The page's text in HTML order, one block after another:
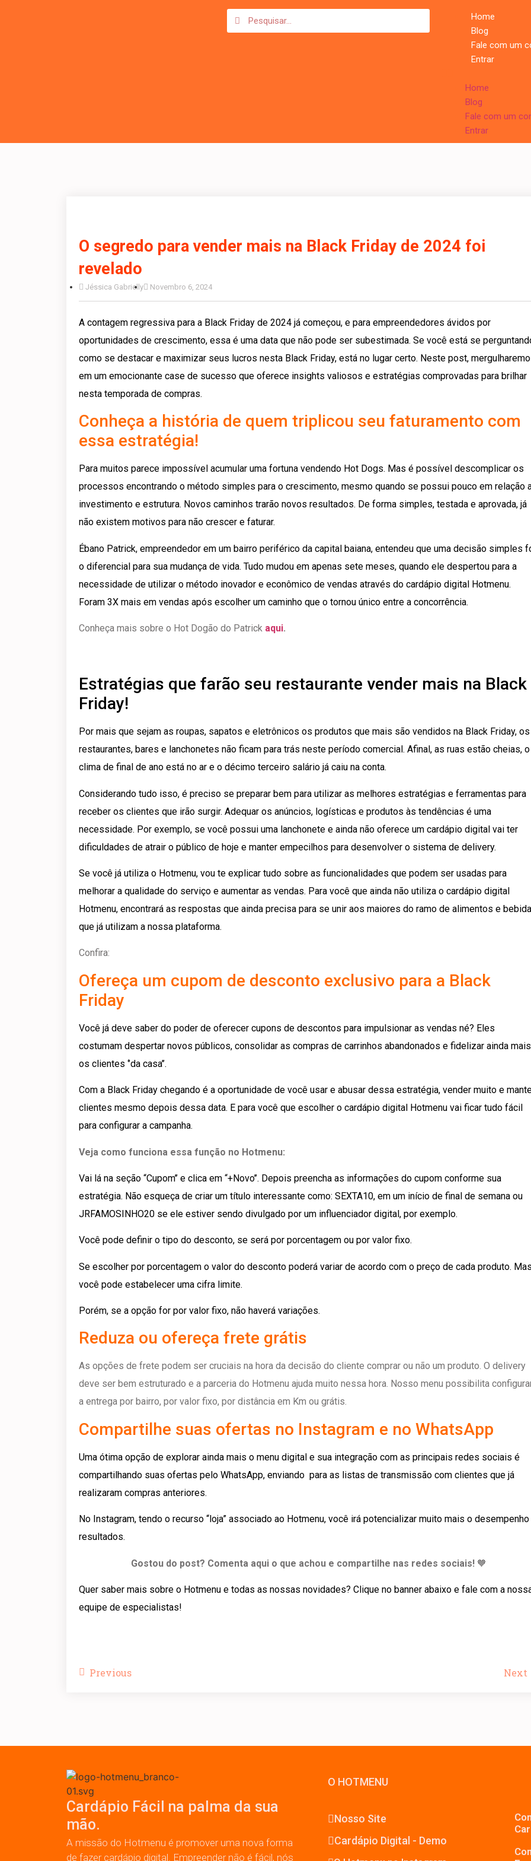
Home
Blog
Fale com um
Entrar
Home
Blog
Fale com um
Entrar
O segredo para vender mais na Black Friday de 2024 foi
revelado
Jéssica Gabrielly Novembro 6, 2024
A contagem regressiva para a Black Friday de 2024 já começou, e para empreendedores ávidos por
oportunidades de crescimento, essa é uma data que não pode ser subestimada. Se você está se
como se destacar e maximizar seus lucros nesta Black Friday, está no lugar certo. Neste post,
em um emocionante case de sucesso que oferece insights valiosos e estratégias comprovadas para brilhar
nesta temporada de compras.
Conheça a história de quem triplicou seu faturamento com
essa estratégia!
Para muitos parece impossível acumular uma fortuna vendendo Hot Dogs. Mas é possível descomplicar os
processos encontrando o método simples para o crescimento, mesmo quando se possui pouco em relação
investimento e estrutura. Novos caminhos trarão novos resultados. De forma simples, testada e aprovada, já
não existem motivos para não crescer e faturar.
Ébano Patrick, empreendedor em um bairro periférico da capital baiana, entendeu que uma decisão simples
o diferencial para sua mudança de vida. Tudo mudou em apenas sete meses, quando ele despertou para a
necessidade de utilizar o método inovador e econômico de vendas através do cardápio digital Hotmenu.
Foram 3X mais em vendas após escolher um caminho que o tornou único entre a concorrência.
Conheça mais sobre o Hot Dogão do Patrick aqui.
Estratégias que farão seu restaurante vender mais na Black
Friday!
Por mais que sejam as roupas, sapatos e eletrônicos os produtos que mais são vendidos na Black Friday, os
restaurantes, bares e lanchonetes não ficam para trás neste período comercial. Afinal, as ruas estão cheias, o
clima de final de ano está no ar e o décimo terceiro salário já caiu na conta.
Considerando tudo isso, é preciso se preparar bem para utilizar as melhores estratégias e ferramentas para
receber os clientes que irão surgir. Adequar os anúncios, logísticas e produtos às tendências é uma
necessidade. Por exemplo, se você possui uma lanchonete e ainda não oferece um cardápio digital vai ter
dificuldades de atrair o público de hoje e manter empecilhos para desenvolver o sistema de delivery.
Se você já utiliza o Hotmenu, vou te explicar tudo sobre as funcionalidades que podem ser usadas para
melhorar a qualidade do serviço e aumentar as vendas. Para você que ainda não utiliza o cardápio digital
Hotmenu, encontrará as respostas que ainda precisa para se unir aos maiores do ramo de alimentos e
que já utilizam a nossa plataforma.
Confira:
Ofereça um cupom de desconto exclusivo para a Black
Friday
Você já deve saber do poder de oferecer cupons de descontos para impulsionar as vendas né? Eles
costumam despertar novos públicos, consolidar as compras de carrinhos abandonados e fidelizar ainda mais
os clientes ‘’da casa’’.
Com a Black Friday chegando é a oportunidade de você usar e abusar dessa estratégia, vender muito e
clientes mesmo depois dessa data. E para você que escolher o cardápio digital Hotmenu vai ficar tudo fácil
para configurar a campanha.
Veja como funciona essa função no Hotmenu:
Vai lá na seção “Cupom’’ e clica em “+Novo’’. Depois preencha as informações do cupom conforme sua
estratégia. Não esqueça de criar um título interessante como: SEXTA10, em um início de final de semana ou
JRFAMOSINHO20 se ele estiver sendo divulgado por um influenciador digital, por exemplo.
Você pode definir o tipo do desconto, se será por porcentagem ou por valor fixo.
Se escolher por porcentagem o valor do desconto poderá variar de acordo com o preço de cada produto.
você pode estabelecer uma cifra limite.
Porém, se a opção for por valor fixo, não haverá variações.
Reduza ou ofereça frete grátis
As opções de frete podem ser cruciais na hora da decisão do cliente comprar ou não um produto. O delivery
deve ser bem estruturado e a parceria do Hotmenu ajuda muito nessa hora. Nosso menu possibilita
a entrega por bairro, por valor fixo, por distância em Km ou grátis.
Compartilhe suas ofertas no Instagram e no WhatsApp
Uma ótima opção de explorar ainda mais o menu digital e sua integração com as principais redes sociais é
compartilhando suas ofertas pelo WhatsApp, enviando para as listas de transmissão com clientes que já
realizaram compras anteriores.
No Instagram, tendo o recurso “loja” associado ao Hotmenu, você irá potencializar muito mais o
resultados.
Gostou do post? Comenta aqui o que achou e compartilhe nas redes sociais!🧡
Quer saber mais sobre o Hotmenu e todas as nossas novidades? Clique no banner abaixo e fale com a
equipe de especialistas!
Previous Next
Cardápio Fácil na palma da sua
mão.
A missão do Hotmenu é promover uma nova forma
de fazer cardápio digital. Empreender não é fácil, nós
O HOTMENU
Nosso Site
Cardápio Digital - Demo